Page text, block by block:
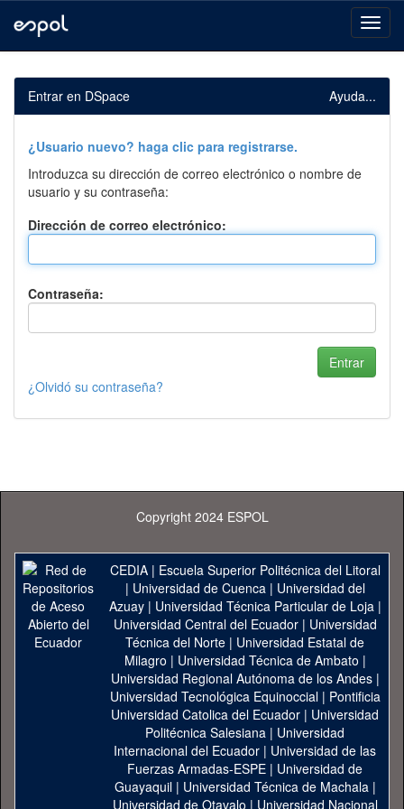
navigation
Entrar en DSpace Ayuda...
¿Usuario nuevo? haga clic para registrarse.
Introduzca su dirección de correo electrónico o nombre de
usuario y su contraseña:
Dirección de correo electrónico:
Contraseña:
¿Olvidó su contraseña?
Copyright 2024 ESPOL
CEDIA| Escuela Superior Politécnica del Litoral
| Universidad de Cuenca| Universidad del
Azuay| Universidad Técnica Particular de Loja|
Universidad Central del Ecuador| Universidad
Técnica del Norte | Universidad Estatal de
Milagro | Universidad Técnica de Ambato |
Universidad Regional Autónoma de los Andes|
Universidad Tecnológica Equinoccial| Pontificia
Universidad Catolica del Ecuador | Universidad
Politécnica Salesiana | Universidad
Internacional del Ecuador | Universidad de las
Fuerzas Armadas-ESPE | Universidad de
Guayaquil| Universidad Técnica de Machala|
Universidad de Otavalo | Universidad Nacional